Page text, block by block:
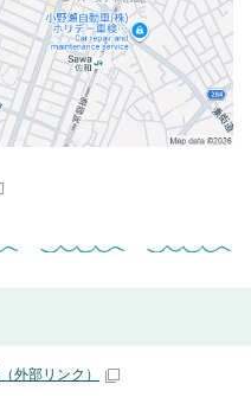
（外部リンク）